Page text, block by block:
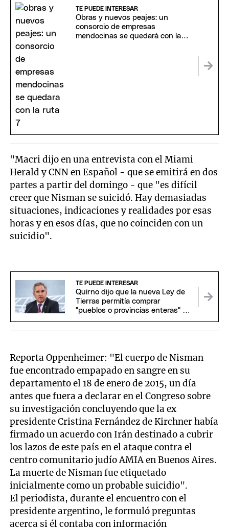
TE PUEDE INTERESAR
Obras y nuevos peajes: un
consorcio de empresas
mendocinas se quedará con la
"Macri dijo en una entrevista con el Miami
Herald y CNN en Español - que se emitirá en dos
partes a partir del domingo - que "es difícil
creer que Nisman se suicidó. Hay demasiadas
situaciones, indicaciones y realidades por esas
horas y en esos días, que no coinciden con un
suicidio".
TE PUEDE INTERESAR
Quirno dijo que la nueva Ley de
Tierras permitía comprar
"pueblos o provincias enteras" y
Reporta Oppenheimer: "El cuerpo de Nisman
fue encontrado empapado en sangre en su
departamento el 18 de enero de 2015, un día
antes que fuera a declarar en el Congreso sobre
su investigación concluyendo que la ex
presidente Cristina Fernández de Kirchner había
firmado un acuerdo con Irán destinado a cubrir
los lazos de este país en el ataque contra el
centro comunitario judío AMIA en Buenos Aires.
La muerte de Nisman fue etiquetado
inicialmente como un probable suicidio".
El periodista, durante el encuentro con el
presidente argentino, le formuló preguntas
acerca si él contaba con información